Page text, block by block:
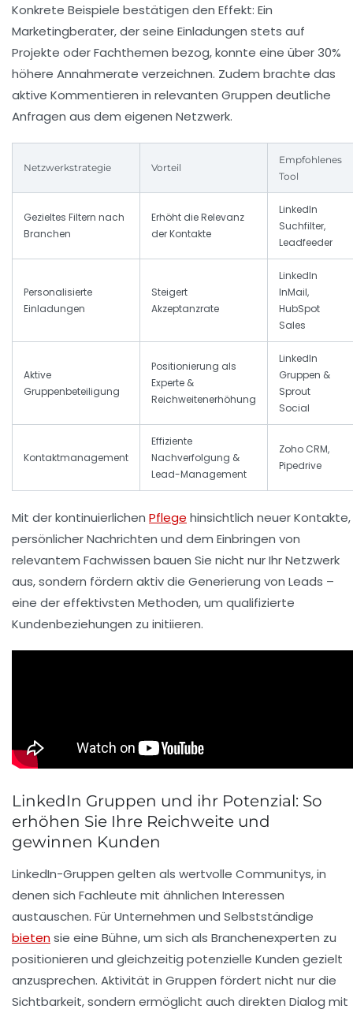
Konkrete Beispiele bestätigen den Effekt: Ein
Marketingberater, der seine Einladungen stets auf
Projekte oder Fachthemen bezog, konnte eine über 30%
höhere Annahmerate verzeichnen. Zudem brachte das
aktive Kommentieren in relevanten Gruppen deutliche
Anfragen aus dem eigenen Netzwerk.
Netzwerkstrategie Vorteil
Empfohlenes
Tool
Gezieltes Filtern nach
Branchen
Erhöht die Relevanz
der Kontakte
LinkedIn
Suchfilter,
Leadfeeder
Personalisierte
Einladungen
Steigert
Akzeptanzrate
LinkedIn
InMail,
HubSpot
Sales
Aktive
Gruppenbeteiligung
Positionierung als
Experte &
Reichweitenerhöhung
LinkedIn
Gruppen &
Sprout
Social
Kontaktmanagement
Effiziente
Nachverfolgung &
Lead-Management
Zoho CRM,
Pipedrive
Mit der kontinuierlichen Pflege hinsichtlich neuer Kontakte,
persönlicher Nachrichten und dem Einbringen von
relevantem Fachwissen bauen Sie nicht nur Ihr Netzwerk
aus, sondern fördern aktiv die Generierung von Leads –
eine der effektivsten Methoden, um qualifizierte
Kundenbeziehungen zu initiieren.
LinkedIn Gruppen und ihr Potenzial: So
erhöhen Sie Ihre Reichweite und
gewinnen Kunden
LinkedIn-Gruppen gelten als wertvolle Communitys, in
denen sich Fachleute mit ähnlichen Interessen
austauschen. Für Unternehmen und Selbstständige
bietensie eine Bühne, um sich als Branchenexperten zu
positionieren und gleichzeitig potenzielle Kunden gezielt
anzusprechen. Aktivität in Gruppen fördert nicht nur die
Sichtbarkeit, sondern ermöglicht auch direkten Dialog mit